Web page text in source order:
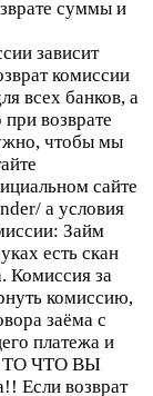
суммы и
зависит
комиссии
всех банков, а
возврате
чтобы мы
сайте
а условия
Займ
есть скан
Комиссия за
комиссию,
заёма с
платежа и
ТО ЧТО ВЫ
Если возврат